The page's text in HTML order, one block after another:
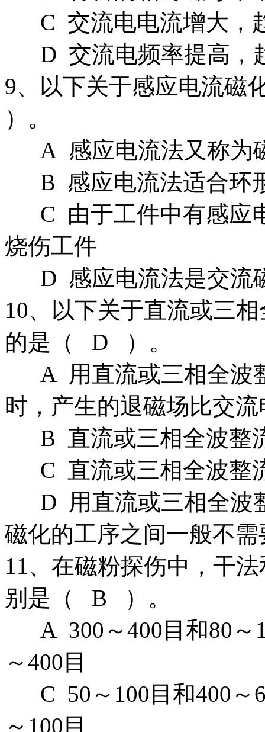
C 交流电电流增大，
D 交流电频率提高，
9、以下关于感应电流
）。
A 感应电流法又称为
B 感应电流法适合环
C 由于工件中有感应
烧伤工件
D 感应电流法是交流
10、以下关于直流或三
的是（ D ）。
A 用直流或三相全波
时，产生的退磁场比交
B 直流或三相全波整
C 直流或三相全波整
D 用直流或三相全波
磁化的工序之间一般不需
11、在磁粉探伤中，干
别是（ B ）。
A 300～400目和80
～400目
C 50～100目和400
～100目